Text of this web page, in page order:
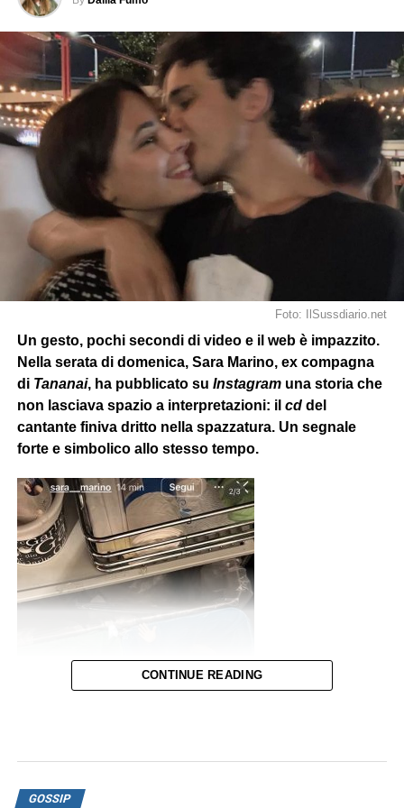
Foto: IlSussdiario.net
Un gesto, pochi secondi di video e il web è impazzito.
Nella serata di domenica, Sara Marino, ex compagna
di Tananai, ha pubblicato su Instagramuna storia che
non lasciava spazio a interpretazioni: il cddel
cantante finiva dritto nella spazzatura. Un segnale
forte e simbolico allo stesso tempo.
relazione tra Sara Marino e
CONTINUE READING
GOSSIP